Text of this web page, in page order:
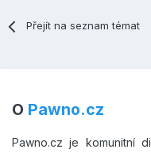
Přejít na seznam témat
O Pawno.cz
Pawno.cz je komunitní